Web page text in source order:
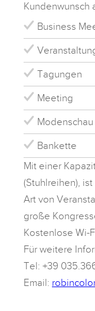
Kundenwunsch
Business
Tagungen
Meeting
Modenschau
Bankette
Mit einer
(Stuhlreihen),
Art von
große
Kostenlose Wi-
Für weitere
Tel: +39
Email: